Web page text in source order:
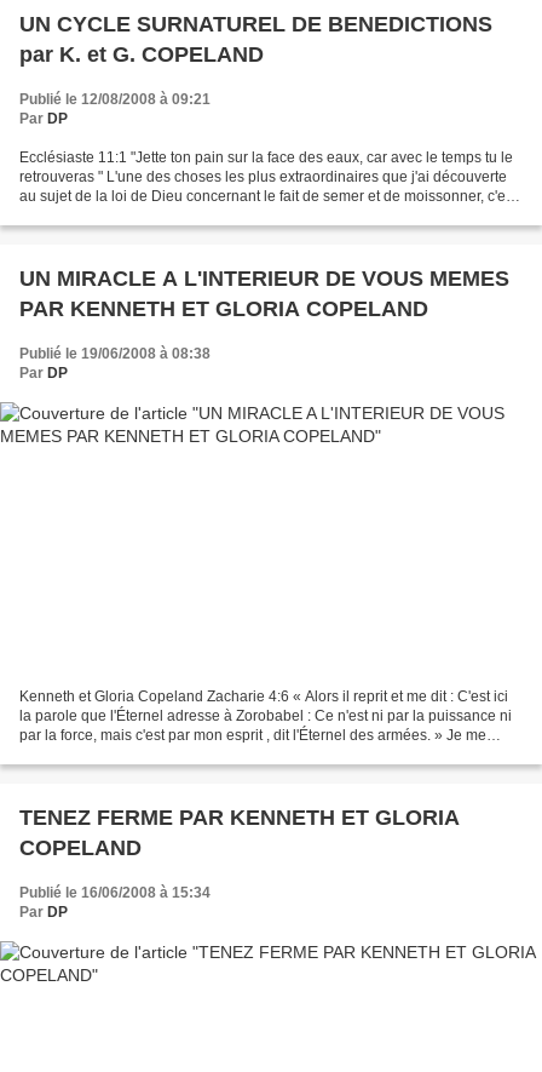
UN CYCLE SURNATUREL DE BENEDICTIONS
par K. et G. COPELAND
Publié le 12/08/2008 à 09:21
Par DP
Ecclésiaste 11:1 "Jette ton pain sur la face des eaux, car avec le temps tu le
retrouveras " L'une des choses les plus extraordinaires que j'ai découverte
au sujet de la loi de Dieu concernant le fait de semer et de moissonner, c'est
UN MIRACLE A L'INTERIEUR DE VOUS MEMES
PAR KENNETH ET GLORIA COPELAND
Publié le 19/06/2008 à 08:38
Par DP
Kenneth et Gloria Copeland Zacharie 4:6 « Alors il reprit et me dit : C'est ici
la parole que l'Éternel adresse à Zorobabel : Ce n'est ni par la puissance ni
par la force, mais c'est par mon esprit , dit l'Éternel des armées. » Je me
TENEZ FERME PAR KENNETH ET GLORIA
COPELAND
Publié le 16/06/2008 à 15:34
Par DP